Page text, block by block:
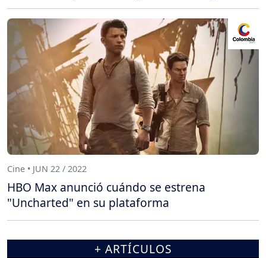
Cine • JUN 22 / 2022
HBO Max anunció cuándo se estrena
"Uncharted" en su plataforma
+ ARTÍCULOS